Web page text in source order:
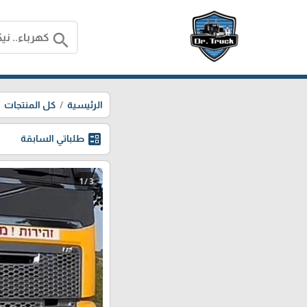
search
الرئيسية كل المنتجات
ballot طلباتي السابقة
1 / 3